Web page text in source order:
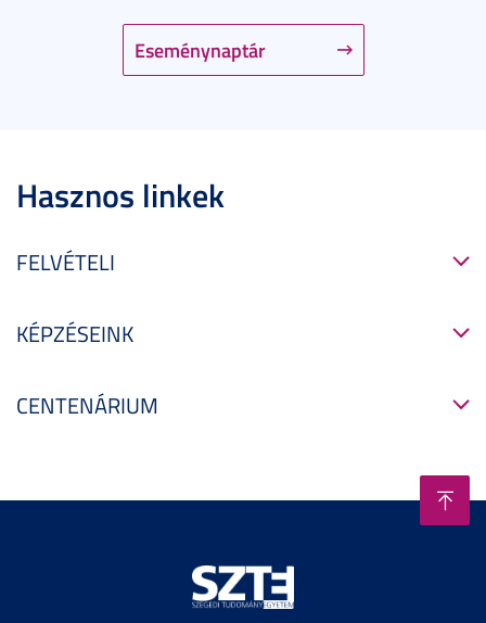
Eseménynaptár
Hasznos linkek
FELVÉTELI
KÉPZÉSEINK
CENTENÁRIUM